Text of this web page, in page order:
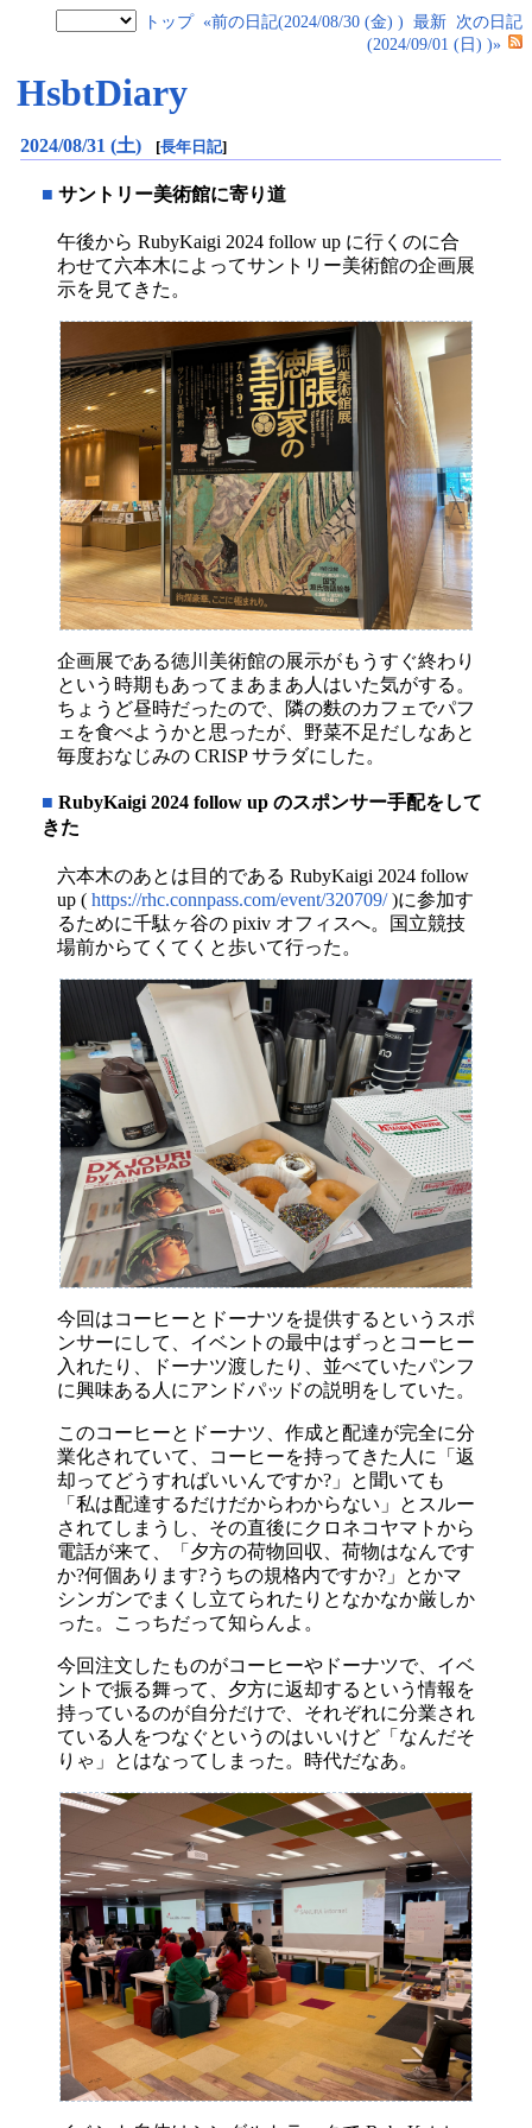
トップ «前の日記(2024/08/30 (金) ) 最新 次の日記
(2024/09/01 (日) )»
HsbtDiary
2024/08/31 (土) [長年日記]
■ サントリー美術館に寄り道
午後から RubyKaigi 2024 follow up に行くのに合
わせて六本木によってサントリー美術館の企画展
示を見てきた。
企画展である徳川美術館の展示がもうすぐ終わり
という時期もあってまあまあ人はいた気がする。
ちょうど昼時だったので、隣の麩のカフェでパフ
ェを食べようかと思ったが、野菜不足だしなあと
毎度おなじみの CRISP サラダにした。
■ RubyKaigi 2024 follow up のスポンサー手配をして
きた
六本木のあとは目的である RubyKaigi 2024 follow
up ( https://rhc.connpass.com/event/320709/)に参加す
るために千駄ヶ谷の pixiv オフィスへ。国立競技
場前からてくてくと歩いて行った。
今回はコーヒーとドーナツを提供するというスポ
ンサーにして、イベントの最中はずっとコーヒー
入れたり、ドーナツ渡したり、並べていたパンフ
に興味ある人にアンドパッドの説明をしていた。
このコーヒーとドーナツ、作成と配達が完全に分
業化されていて、コーヒーを持ってきた人に「返
却ってどうすればいいんですか?」と聞いても
「私は配達するだけだからわからない」とスルー
されてしまうし、その直後にクロネコヤマトから
電話が来て、「夕方の荷物回収、荷物はなんです
か?何個あります?うちの規格内ですか?」とかマ
シンガンでまくし立てられたりとなかなか厳しか
った。こっちだって知らんよ。
今回注文したものがコーヒーやドーナツで、イベ
ントで振る舞って、夕方に返却するという情報を
持っているのが自分だけで、それぞれに分業され
ている人をつなぐというのはいいけど「なんだそ
りゃ」とはなってしまった。時代だなあ。